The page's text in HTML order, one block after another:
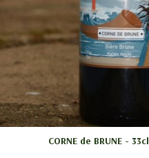
CORNE de BRUNE - 33cl